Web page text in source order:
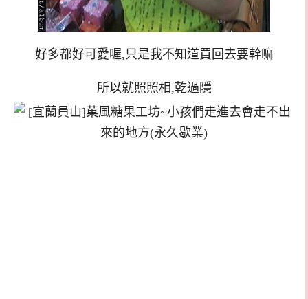
好多都好可愛喔,只是我不知道買回去要幹嘛
所以就照照相,乾過隱